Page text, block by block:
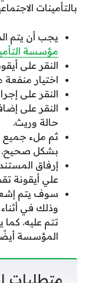
بالتأمينات
يجب أن يتم
مؤسسة
النقر على
اختيار
النقر على
النقر على
حالة وريث.
ثم ملء جميع
بشكل صحيح.
إرفاق
علي أيقونة
سوف يتم
وذلك في
تتم عليه.
المؤسسة
متطلبات